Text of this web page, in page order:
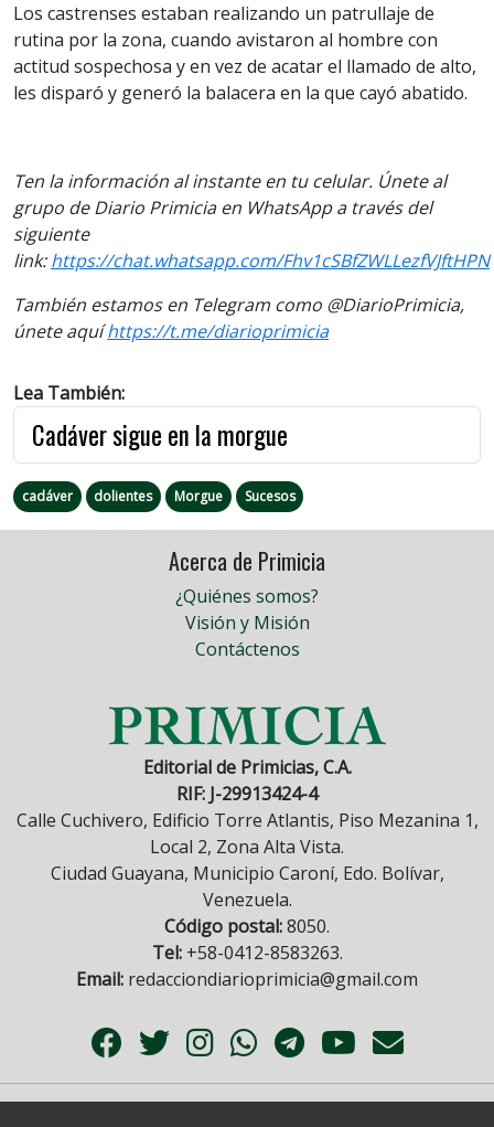
Los castrenses estaban realizando un patrullaje de
rutina por la zona, cuando avistaron al hombre con
actitud sospechosa y en vez de acatar el llamado de alto,
les disparó y generó la balacera en la que cayó abatido.
Ten la información al instante en tu celular. Únete al
grupo de Diario Primicia en WhatsApp a través del
siguiente
link:https://chat.whatsapp.com/Fhv1cSBfZWLLezfVJftHPN
También estamos en Telegram como @DiarioPrimicia,
únete aquíhttps://t.me/diarioprimicia
Lea También:
Cadáver sigue en la morgue
cadáver dolientes Morgue Sucesos
Acerca de Primicia
¿Quiénes somos?
Visión y Misión
Contáctenos
Editorial de Primicias, C.A.
RIF: J-29913424-4
Calle Cuchivero, Edificio Torre Atlantis, Piso Mezanina 1,
Local 2, Zona Alta Vista.
Ciudad Guayana, Municipio Caroní, Edo. Bolívar,
Venezuela.
Código postal:8050.
Tel:+58-0412-8583263.
Email: redacciondiarioprimicia@gmail.com